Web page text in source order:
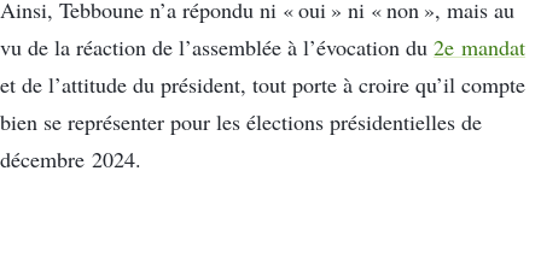
Ainsi, Tebboune n’a répondu ni « oui » ni « non », mais au
vu de la réaction de l’assemblée à l’évocation du 2e mandat
et de l’attitude du président, tout porte à croire qu’il compte
bien se représenter pour les élections présidentielles de
décembre 2024.